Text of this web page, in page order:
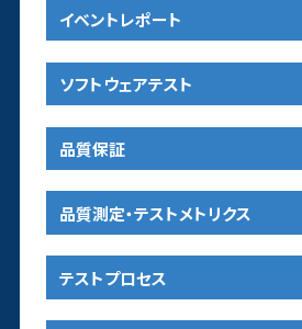
イベントレポート
ソフトウェアテスト
品質保証
品質測定・テストメトリクス
テストプロセス